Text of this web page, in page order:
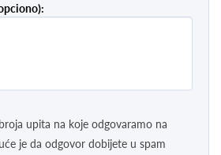
upita na koje odgovaramo na
je da odgovor dobijete u spam